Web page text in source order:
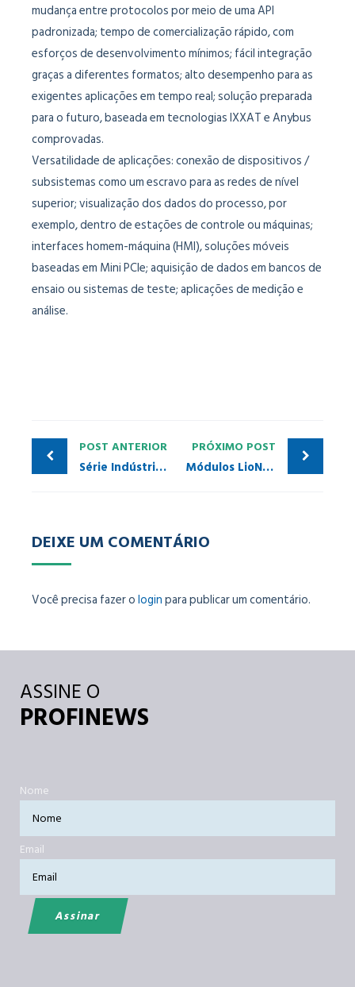
mudança entre protocolos por meio de uma API
padronizada; tempo de comercialização rápido, com
esforços de desenvolvimento mínimos; fácil integração
graças a diferentes formatos; alto desempenho para as
exigentes aplicações em tempo real; solução preparada
para o futuro, baseada em tecnologias IXXAT e Anybus
comprovadas.
Versatilidade de aplicações: conexão de dispositivos /
subsistemas como um escravo para as redes de nível
superior; visualização dos dados do processo, por
exemplo, dentro de estações de controle ou máquinas;
interfaces homem-máquina (HMI), soluções móveis
baseadas em Mini PCIe; aquisição de dados em bancos de
ensaio ou sistemas de teste; aplicações de medição e
análise.
POST ANTERIOR
Série Indústria 4.0
PRÓXIMO POST
Módulos LioN-P e Conector BRSCIS-4D-9
DEIXE UM COMENTÁRIO
Você precisa fazer ologinpara publicar um comentário.
ASSINE O
PROFINEWS
Nome
Email